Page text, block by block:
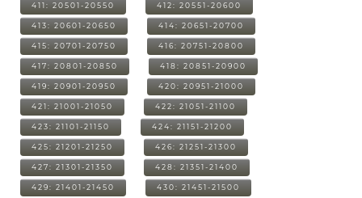
411: 20501-20550 412: 20551-20600
413: 20601-20650 414: 20651-20700
415: 20701-20750 416: 20751-20800
417: 20801-20850 418: 20851-20900
419: 20901-20950 420: 20951-21000
421: 21001-21050 422: 21051-21100
423: 21101-21150 424: 21151-21200
425: 21201-21250 426: 21251-21300
427: 21301-21350 428: 21351-21400
429: 21401-21450 430: 21451-21500